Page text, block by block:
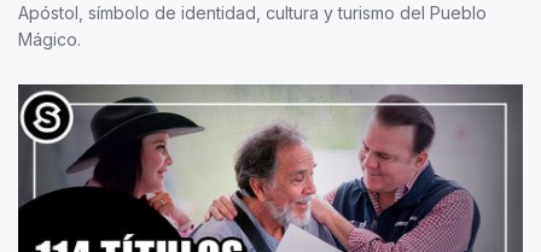
Apóstol, símbolo de identidad, cultura y turismo del Pueblo
Mágico.